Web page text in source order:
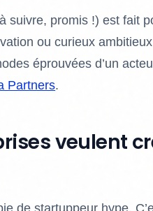
suivre, promis !) est fait
ou curieux
éprouvées d’un
Partners.
veulent